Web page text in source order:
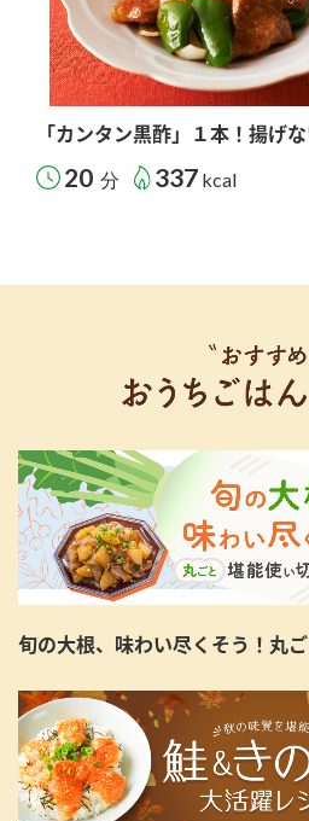
「カンタン黒酢」１本！揚げ
20 分 337 kcal
旬の大根、味わい尽くそう！丸